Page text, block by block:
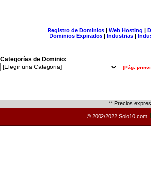
Registro de Dominios| Web Hosting |
Dominios Expirados | Industrias |
Categorías de Dominio:
[Pág.
** Precios
© 2002/2022 Solo10.com